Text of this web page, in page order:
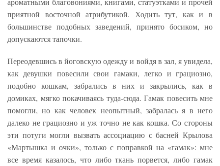
приятной восточной атрибутикой. Ходить тут, как и в
большинстве подобных заведений, принято босиком, но
допускаются тапочки.
Переодевшись в йоговскую одежду и войдя в зал, я увидела,
как девушки повесили свои гамаки, легко и грациозно,
подобно кошкам, забрались в них и закрылись, как в
домиках, мягко покачиваясь туда-сюда. Гамак повесить мне
помогли, но как человек неопытный, забралась я в него
далеко не грациозно и уж точно не как кошка. Со стороны
эти потуги могли вызвать ассоциацию с басней Крылова
«Мартышка и очки», только с поправкой на «гамак»: мне
все время казалось, что либо ткань порвется, либо гамак